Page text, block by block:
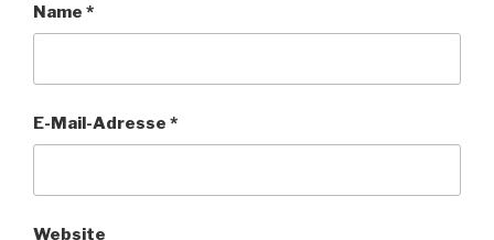
Name *
E-Mail-Adresse *
Website